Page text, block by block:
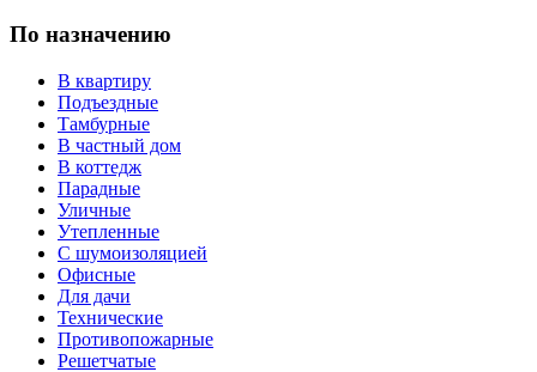
По назначению
В квартиру
Подъездные
Тамбурные
В частный дом
В коттедж
Парадные
Уличные
Утепленные
С шумоизоляцией
Офисные
Для дачи
Технические
Противопожарные
Решетчатые